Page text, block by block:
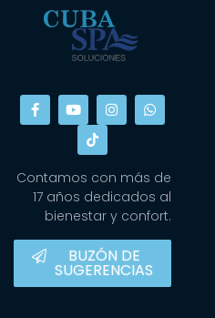
Contamos con más de
17 años dedicados al
bienestar y confort.
BUZÓN DE
SUGERENCIAS